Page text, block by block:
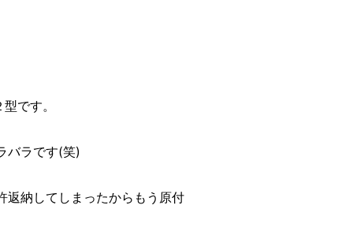
です。
バラです(笑)
返納してしまったからもう原付